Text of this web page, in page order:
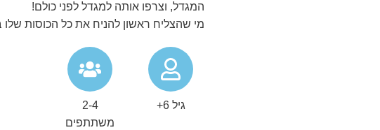
המגדל, וצרפו אותה למגדל לפני כולם!
מי שהצליח ראשון להניח את כל הכוסות
גיל 6+
2-4
משתתפים